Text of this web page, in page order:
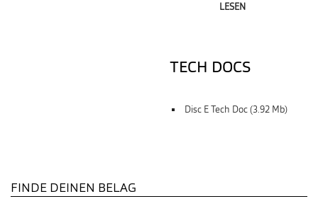
LESEN
TECH DOCS
Disc E Tech Doc (3.92 Mb)
FINDE DEINEN BELAG